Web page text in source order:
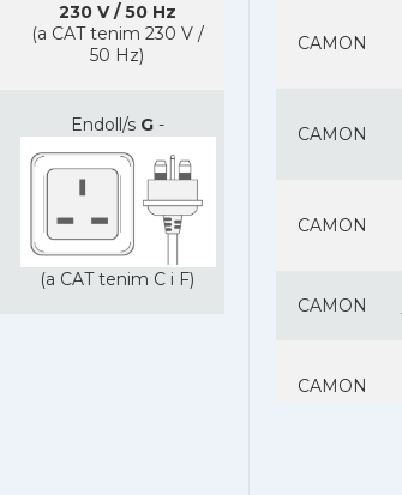
230 V / 50 Hz
(a CAT tenim 230 V /
50 Hz)
Endoll/s G-
(a CAT tenim C i F)
CAMON
CAMON
CAMON
CAMON
CAMON